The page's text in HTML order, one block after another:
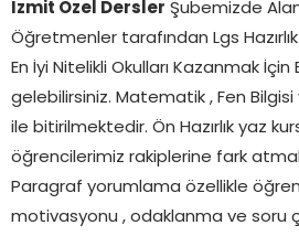
İzmit Özel Dersler Şubemizde
Öğretmenler tarafından Lgs
En İyi Nitelikli Okulları Kazanmak
gelebilirsiniz. Matematik , Fen Bilgisi
ile bitirilmektedir. Ön Hazırlık yaz
öğrencilerimiz rakiplerine fark
Paragraf yorumlama özellikle
motivasyonu , odaklanma ve soru